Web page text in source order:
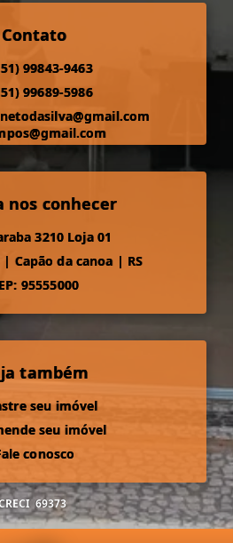
Contato
99843-9463
99689-5986
nos conhecer
3210 Loja 01
| Capão da canoa | RS
95555000
também
seu imóvel
seu imóvel
conosco
69373